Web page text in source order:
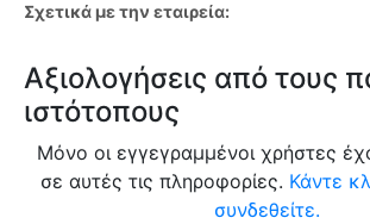
Σχετικά με την εταιρεία:
Αξιολογήσεις από τους
ιστότοπους
Μόνο οι εγγεγραμμένοι χρήστες
σε αυτές τις πληροφορίες. Κάντε
συνδεθείτε.